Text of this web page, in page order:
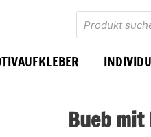
Products
search
Bueb mit